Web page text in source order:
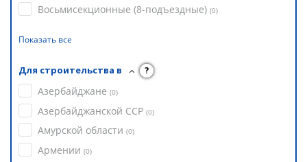
Восьмисекционные (8-подъездные) (0)
Показать все
Для строительства в ?
Азербайджане (0)
Азербайджанской ССР (0)
Амурской области (0)
Армении (0)